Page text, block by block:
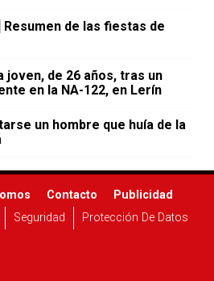
Resumen de las fiestas de
joven, de 26 años, tras un
en la NA-122, en Lerín
un hombre que huía de la
Contacto
Publicidad
Seguridad Protección De Datos